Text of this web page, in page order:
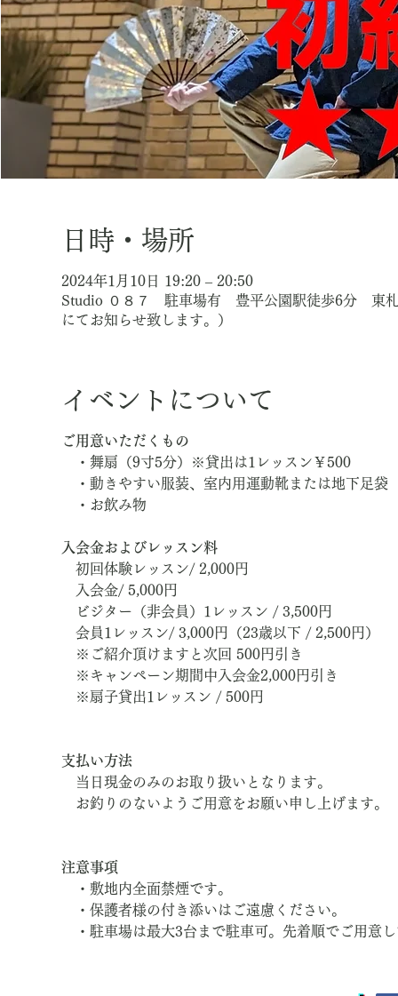
日時・場所
2024年1月10日 19:20 – 20:50
Studio ０８７ 駐車場有 豊平公園駅徒歩6分 東札
にてお知らせ致します。）
イベントについて
ご用意いただくもの
・舞扇（9寸5分）※貸出は1レッスン￥500
・動きやすい服装、室内用運動靴または地下足袋
・お飲み物
入会金およびレッスン料
初回体験レッスン/ 2,000円
入会金/ 5,000円
ビジター（非会員）1レッスン / 3,500円
会員1レッスン/ 3,000円（23歳以下 / 2,500円）
※ご紹介頂けますと次回 500円引き
※キャンペーン期間中入会金2,000円引き
※扇子貸出1レッスン / 500円
支払い方法
当日現金のみのお取り扱いとなります。
お釣りのないようご用意をお願い申し上げます。
注意事項
・敷地内全面禁煙です。
・保護者様の付き添いはご遠慮ください。
・駐車場は最大3台まで駐車可。先着順でご用意